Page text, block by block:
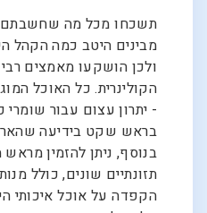
תשכחו מכל מה שחשבתם
מבינים היטב כמה הקהל
ולכן הושקעו מאמצים
הקולינרית. כל האוכל
- יתרון עצום עבור
בראש שקט בידיעה
בנוסף, ניתן להזמין
תזונתיים שונים, כולל
הקפדה על אוכל איכותי